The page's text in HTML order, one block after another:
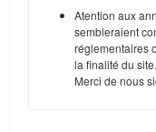
Atention aux
sembleraient
réglementaires
la finalité du site.
Merci de nous